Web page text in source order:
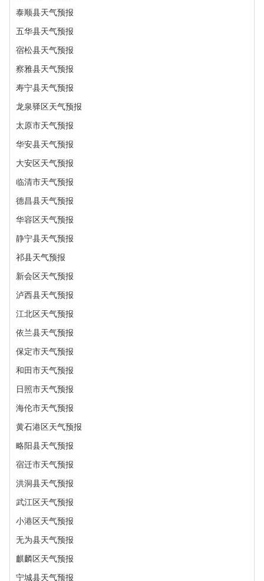
泰顺县天气预报
五华县天气预报
宿松县天气预报
察雅县天气预报
寿宁县天气预报
龙泉驿区天气预报
太原市天气预报
华安县天气预报
大安区天气预报
临清市天气预报
德昌县天气预报
华容区天气预报
静宁县天气预报
祁县天气预报
新会区天气预报
泸西县天气预报
江北区天气预报
依兰县天气预报
保定市天气预报
和田市天气预报
日照市天气预报
海伦市天气预报
黄石港区天气预报
略阳县天气预报
宿迁市天气预报
洪洞县天气预报
武江区天气预报
小港区天气预报
无为县天气预报
麒麟区天气预报
宁城县天气预报